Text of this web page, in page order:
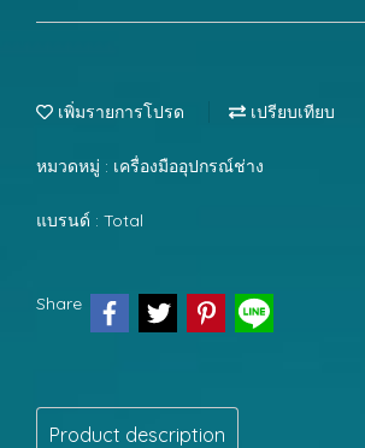
เพิ่มรายการโปรด เปรียบเทียบ
หมวดหมู่ : เครื่องมืออุปกรณ์ช่าง
แบรนด์ : Total
Share
Product description